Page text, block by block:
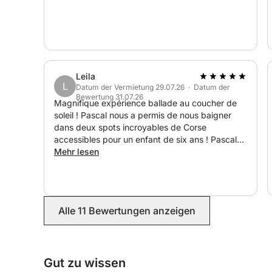
Touristenmassen einmal anders erleben möchten.
Dauer: 4 Stunden (halbtags), 8 Stunden (ganztags)
Atmosphäre: Entspannung, Entdeckungen &
Teilnahme: Kleine Gruppe für ein exklusives
L
Leila
Datum der Vermietung 29.07.26 · Datum der
Bewertung 31.07.26
Magnifique expérience ballade au coucher de
soleil ! Pascal nous a permis de nous baigner
dans deux spots incroyables de Corse
accessibles pour un enfant de six ans ! Pascal
nous a aussi transmis des bons plans pour le
Mehr lesen
Alle 11 Bewertungen anzeigen
Gut zu wissen